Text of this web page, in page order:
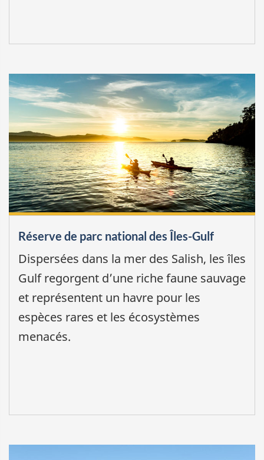
Réserve de parc national des Îles-Gulf
Dispersées dans la mer des Salish, les îles
Gulf regorgent d’une riche faune sauvage
et représentent un havre pour les
espèces rares et les écosystèmes
menacés.